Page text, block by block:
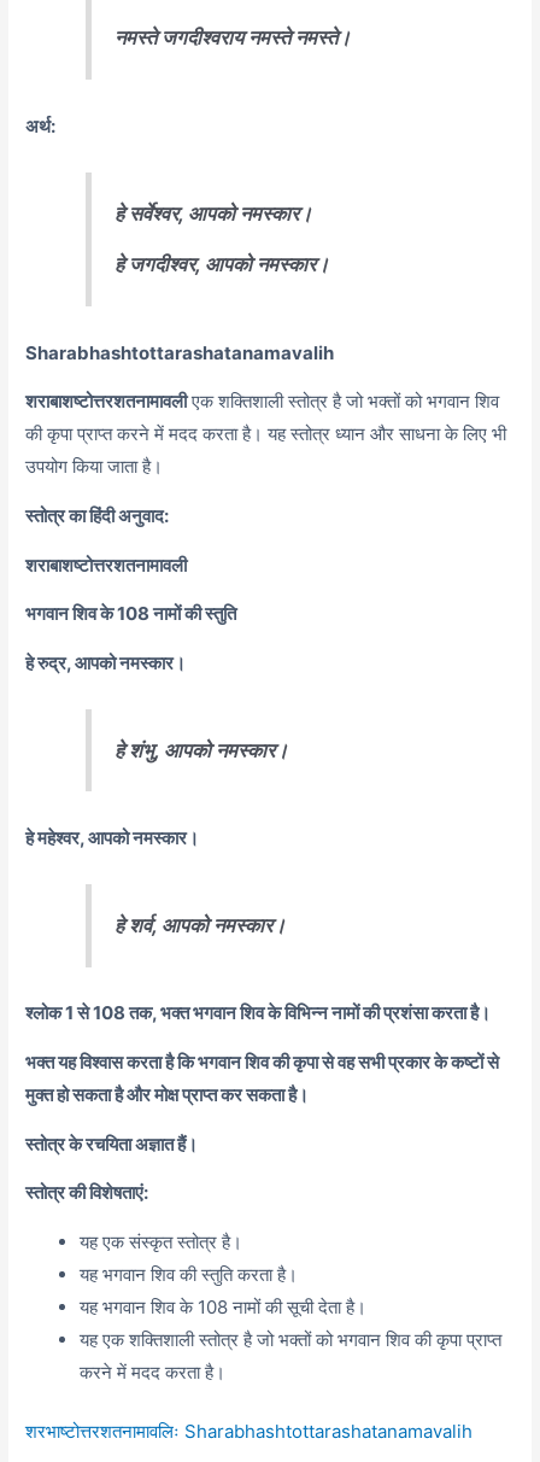
नमस्ते जगदीश्वराय नमस्ते नमस्ते।
अर्थ:
हे सर्वेश्वर, आपको नमस्कार।
हे जगदीश्वर, आपको नमस्कार।
Sharabhashtottarashatanamavalih
शराबाशष्टोत्तरशतनामावलीएक शक्तिशाली स्तोत्र है जो भक्तों को भगवान शिव
की कृपा प्राप्त करने में मदद करता है। यह स्तोत्र ध्यान और साधना के लिए भी
उपयोग किया जाता है।
स्तोत्र का हिंदी अनुवाद:
शराबाशष्टोत्तरशतनामावली
भगवान शिव के 108 नामों की स्तुति
हे रुद्र, आपको नमस्कार।
हे शंभु, आपको नमस्कार।
हे महेश्वर, आपको नमस्कार।
हे शर्व, आपको नमस्कार।
श्लोक 1 से 108 तक, भक्त भगवान शिव के विभिन्न नामों की प्रशंसा करता है।
भक्त यह विश्वास करता है कि भगवान शिव की कृपा से वह सभी प्रकार के कष्टों से
मुक्त हो सकता है और मोक्ष प्राप्त कर सकता है।
स्तोत्र के रचयिता अज्ञात हैं।
स्तोत्र की विशेषताएं:
यह एक संस्कृत स्तोत्र है।
यह भगवान शिव की स्तुति करता है।
यह भगवान शिव के 108 नामों की सूची देता है।
यह एक शक्तिशाली स्तोत्र है जो भक्तों को भगवान शिव की कृपा प्राप्त
करने में मदद करता है।
शरभाष्टोत्तरशतनामावलिः Sharabhashtottarashatanamavalih